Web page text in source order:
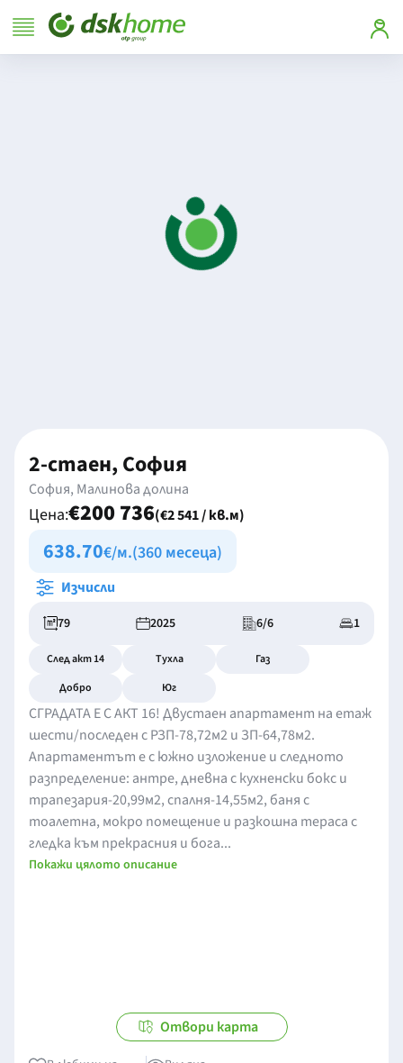
2-стаен, София
София, Малинова долина
Цена:€200 736(€2 541 / кв.м)
638.70€/м.(360 месеца)
Изчисли
79 2025 6/6 1
След акт 14 Тухла
Газ
Добро
Юг
СГРАДАТА Е С АКТ 16! Двустаен апартамент на етаж
шести/последен с РЗП-78,72м2 и ЗП-64,78м2.
Апартаментът е с южно изложение и следното
разпределение: антре, дневна с кухненски бокс и
трапезария-20,99м2, спалня-14,55м2, баня с
тоалетна, мокро помещение и разкошна тераса с
гледка към прекрасния и бога...
Покажи цялото описание
Отвори карта